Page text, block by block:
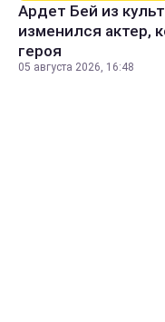
Ардет Бей из
изменился актер,
героя
05 августа 2026, 16:48